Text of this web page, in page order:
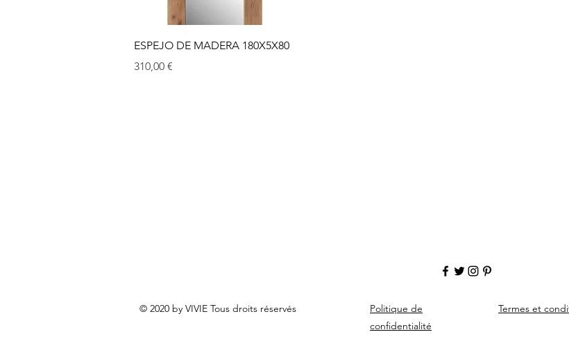
Aperçu rapide
ESPEJO DE MADERA 180X5X80
Prix
310,00 €
© 2020 by VIVIE Tous droits réservés
Politique de
confidentialité
Termes et